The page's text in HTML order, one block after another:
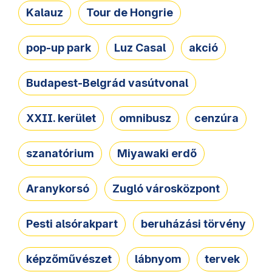
Kalauz Tour de Hongrie
pop-up park Luz Casal akció
Budapest-Belgrád vasútvonal
XXII. kerület omnibusz cenzúra
szanatórium Miyawaki erdő
Aranykorsó Zugló városközpont
Pesti alsórakpart beruházási törvény
képzőművészet lábnyom tervek